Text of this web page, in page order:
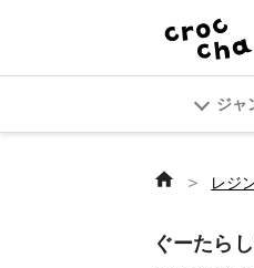
ジャ
＞ レジ
ぐーたら